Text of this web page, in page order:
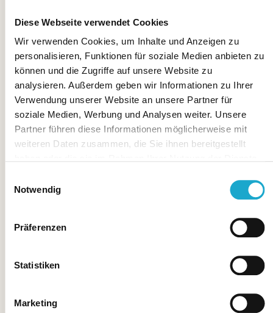
Diese Webseite verwendet Cookies
Wir verwenden Cookies, um Inhalte und Anzeigen zu
personalisieren, Funktionen für soziale Medien anbieten zu
können und die Zugriffe auf unsere Website zu
analysieren. Außerdem geben wir Informationen zu Ihrer
Verwendung unserer Website an unsere Partner für
soziale Medien, Werbung und Analysen weiter. Unsere
Partner führen diese Informationen möglicherweise mit
weiteren Daten zusammen, die Sie ihnen bereitgestellt
Notwendig
Präferenzen
Statistiken
Marketing